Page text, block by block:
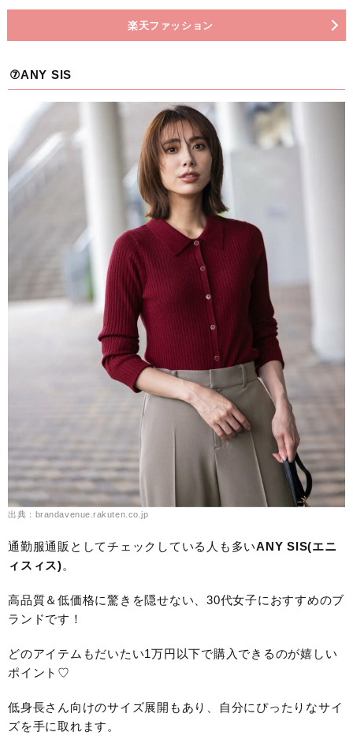
楽天ファッション
⑦ANY SIS
出典：brandavenue.rakuten.co.jp
通勤服通販としてチェックしている人も多いANY SIS(エニ
ィスィス)。
高品質＆低価格に驚きを隠せない、30代女子におすすめのブ
ランドです！
どのアイテムもだいたい1万円以下で購入できるのが嬉しい
ポイント♡
低身長さん向けのサイズ展開もあり、自分にぴったりなサイ
ズを手に取れます。